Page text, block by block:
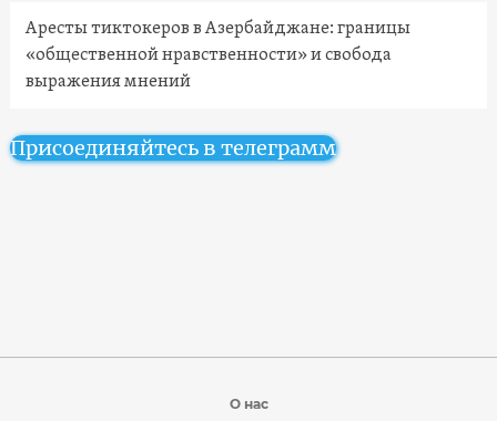
Аресты тиктокеров в Азербайджане: границы
«общественной нравственности» и свобода
выражения мнений
Присоединяйтесь в телеграмм
О нас